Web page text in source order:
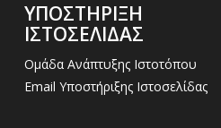
ΥΠΟΣΤΗΡΙΞΗ
ΙΣΤΟΣΕΛΙΔΑΣ
Ομάδα Ανάπτυξης Ιστοτόπου
Email Υποστήριξης Ιστοσελίδας